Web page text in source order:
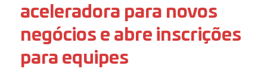
aceleradora para novos
negócios e abre inscrições
para equipes